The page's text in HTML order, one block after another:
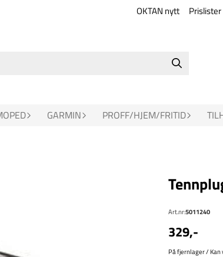
OKTAN nytt Prislister
GARMIN PROFF/HJEM/FRITID
Art.nr:5011240
329,-
På fjernlager /